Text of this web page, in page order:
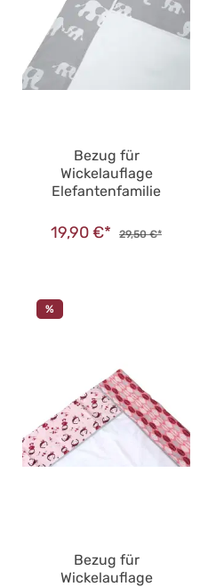
Bezug für
Wickelauflage
Elefantenfamilie
19,90 €* 29,50 €*
%
Bezug für
Wickelauflage